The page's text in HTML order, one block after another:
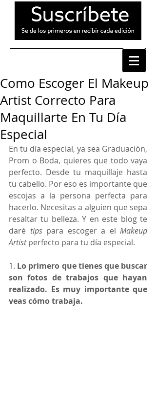
Como Escoger El Makeup
Artist Correcto Para
Maquillarte En Tu Día
Especial
En tu día especial, ya sea Graduación,
Prom o Boda, quieres que todo vaya
perfecto. Desde tu maquillaje hasta
tu cabello. Por eso es importante que
escojas a la persona perfecta para
hacerlo. Necesitas a alguien que sepa
resaltar tu belleza. Y en este blog te
daré tips para escoger a el Makeup
Artist perfecto para tu día especial.
1. Lo primero que tienes que buscar
son fotos de trabajos que hayan
realizado. Es muy importante que
veas cómo trabaja.